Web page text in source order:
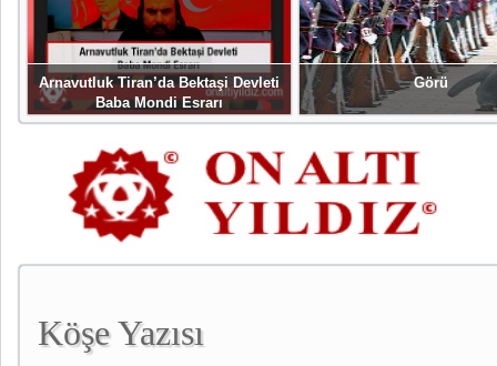
Arnavutluk Tiran’da Bektaşi Devleti
Baba Mondi Esrarı
Görü
Köşe Yazısı